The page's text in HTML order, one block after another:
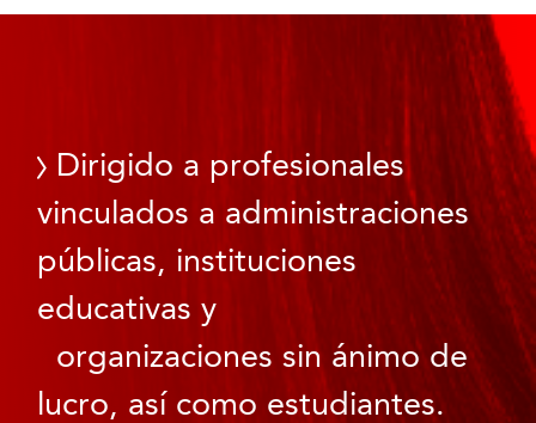
Dirigido a profesionales
vinculados a administraciones
públicas, instituciones
educativas y
organizaciones sin ánimo de
lucro, así como estudiantes.